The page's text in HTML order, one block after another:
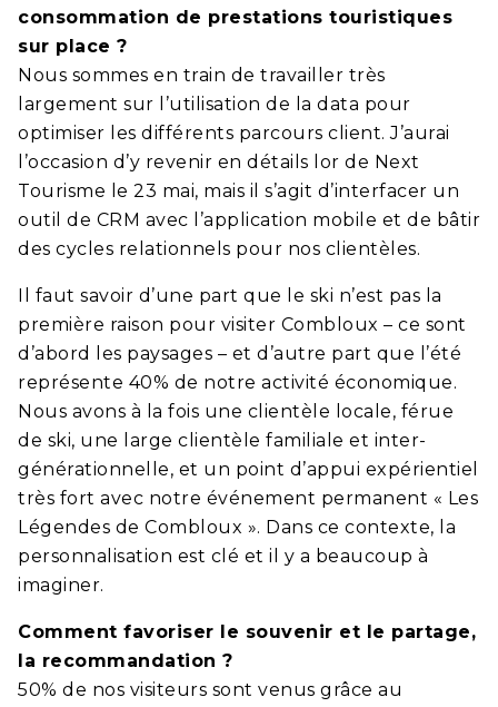
consommation de prestations touristiques
sur place ?
Nous sommes en train de travailler très
largement sur l’utilisation de la data pour
optimiser les différents parcours client. J’aurai
l’occasion d’y revenir en détails lor de Next
Tourisme le 23 mai, mais il s’agit d’interfacer un
outil de CRM avec l’application mobile et de bâtir
des cycles relationnels pour nos clientèles.
Il faut savoir d’une part que le ski n’est pas la
première raison pour visiter Combloux – ce sont
d’abord les paysages – et d’autre part que l’été
représente 40% de notre activité économique.
Nous avons à la fois une clientèle locale, férue
de ski, une large clientèle familiale et inter-
générationnelle, et un point d’appui expérientiel
très fort avec notre événement permanent « Les
Légendes de Combloux ». Dans ce contexte, la
personnalisation est clé et il y a beaucoup à
imaginer.
Comment favoriser le souvenir et le partage,
la recommandation ?
50% de nos visiteurs sont venus grâce au